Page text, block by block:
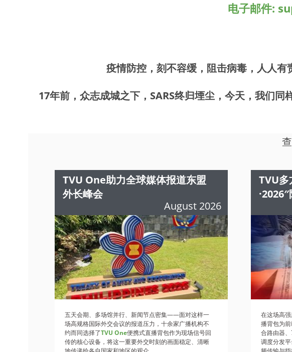
电子邮件:
疫情防控，刻不容缓，阻击病毒，人人
17年前，众志成城之下，SARS终归堙尘，今天，我们
TVU One助力全球媒体报道东盟
外长峰会
August 2026
五天会期、多场馆并行、新闻节点密集——面对这样一
场高规格国际外交会议的报道压力，十余家广播机构不
约而同选择了TVU One便携式直播背包作为现场信号回
传的核心设备，将这一重要外交时刻的画面稳定、清晰
TVU多
在这场高强
播背包为
合路由器
调度分发